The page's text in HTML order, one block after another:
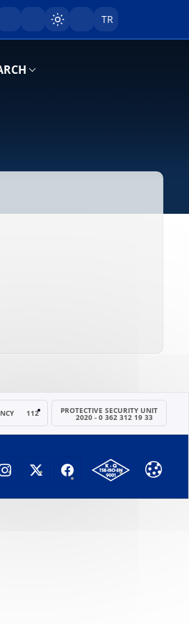
Sayfayı karart/aç
TR
PROTECTIVE SECURITY UNIT
2020 - 0 362 312 19 33
112
OMÜ FACEBOOK
OMÜ X (TWITTER)
OMÜ INSTAGRAM SAYFASI
LINKEDIN SAYFASI
SAYFASI